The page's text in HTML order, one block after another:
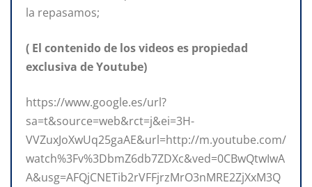
la repasamos;
( El contenido de los videos es propiedad
exclusiva de Youtube)
https://www.google.es/url?
sa=t&source=web&rct=j&ei=3H-
VVZuxJoXwUq25gaAE&url=http://m.youtube.com/
watch%3Fv%3DbmZ6db7ZDXc&ved=0CBwQtwIwA
A&usg=AFQjCNETib2rVFFjrzMrO3nMRE2ZjXxM3Q